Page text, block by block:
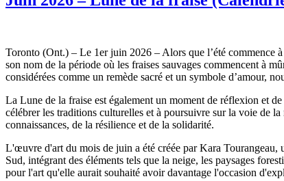
Toronto (Ont.) – Le 1er juin 2026 – Alors que l’été commence
son nom de la période où les fraises sauvages commencent à
considérées comme un remède sacré et un symbole d’amour,
La Lune de la fraise est également un moment de réflexion et
célébrer les traditions culturelles et à poursuivre sur la voie de
connaissances, de la résilience et de la solidarité.
L'œuvre d'art du mois de juin a été créée par Kara
Sud, intégrant des éléments tels que la neige, les paysages
pour l'art qu'elle aurait souhaité avoir davantage l'occasion